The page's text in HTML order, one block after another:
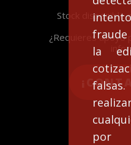
fraude
la
por
Stock disponible
¿Requieres apoyo